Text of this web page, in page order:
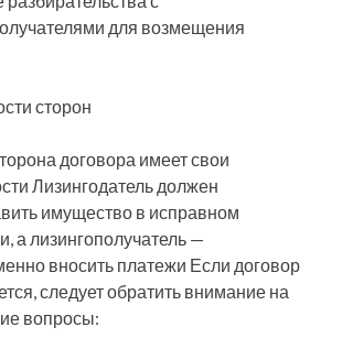
для возмещения
сторон
договора имеет свои
Лизингодатель должен
имущество в исправном
а лизингополучатель —
вносить платежи Если договор
следует обратить внимание на
вопросы: